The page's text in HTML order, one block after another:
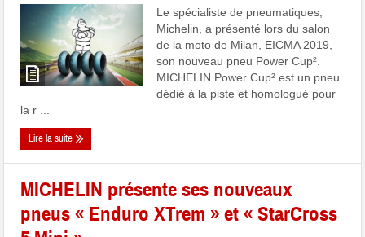
Le spécialiste de pneumatiques,
Michelin, a présenté lors du salon
de la moto de Milan, EICMA 2019,
son nouveau pneu Power Cup².
MICHELIN Power Cup² est un pneu
dédié à la piste et homologué pour
la r ...
Lire la suite
MICHELIN présente ses nouveaux
pneus « Enduro XTrem » et « StarCross